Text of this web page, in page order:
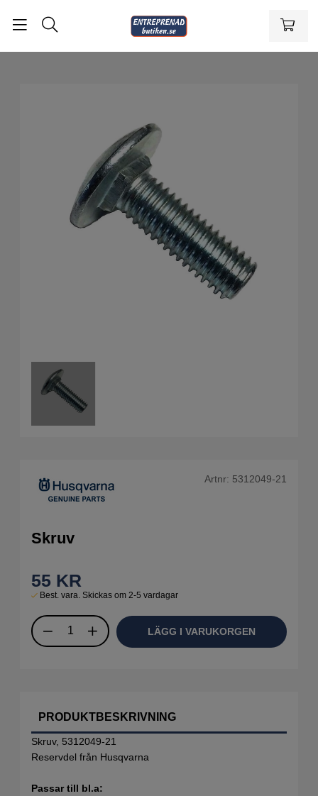
Artnr: 5312049-21
Skruv
55 KR
Best. vara. Skickas om 2-5 vardagar
LÄGG I VARUKORGEN
PRODUKTBESKRIVNING
Skruv, 5312049-21
Reservdel från Husqvarna
Passar till bl.a: